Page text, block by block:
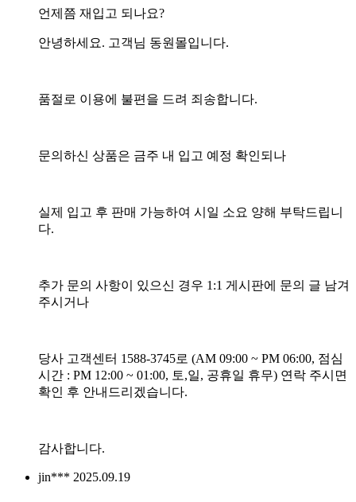
언제쯤 재입고 되나요?
안녕하세요. 고객님 동원몰입니다.
품절로 이용에 불편을 드려 죄송합니다.
문의하신 상품은 금주 내 입고 예정 확인되나
실제 입고 후 판매 가능하여 시일 소요 양해 부탁드립니
다.
추가 문의 사항이 있으신 경우 1:1 게시판에 문의 글 남겨
주시거나
당사 고객센터 1588-3745로 (AM 09:00 ~ PM 06:00, 점심
시간 : PM 12:00 ~ 01:00, 토,일, 공휴일 휴무) 연락 주시면
확인 후 안내드리겠습니다.
감사합니다.
jin*** 2025.09.19